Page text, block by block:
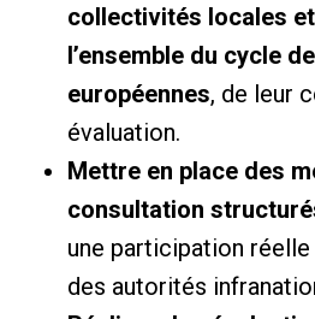
collectivités locales
l’ensemble du cycle
européennes, de leur
évaluation.
Mettre en place des
consultation
une participation
des autorités